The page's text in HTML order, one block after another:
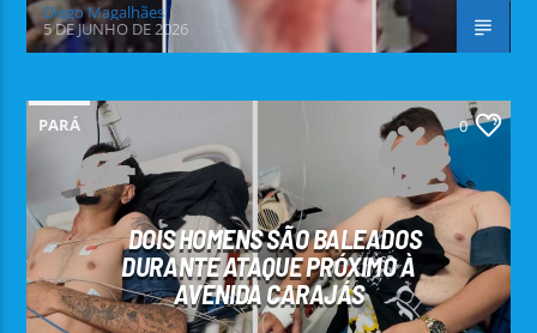
Diego Magalhães
5 DE JUNHO DE 2026
PARÁ 0
DOIS HOMENS SÃO BALEADOS
DURANTE ATAQUE PRÓXIMO À
AVENIDA CARAJÁS